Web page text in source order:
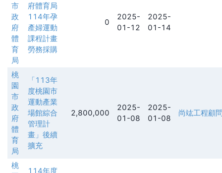
市
政
府
體
育
局
府體育局
114年孕
產婦運動
課程計畫
勞務採購
0
2025-
01-12
2025-
01-14
桃
園
市
政
府
體
育
局
「113年
度桃園市
運動產業
場館綜合
管理計
畫」後續
擴充
2,800,000
2025-
01-08
2025-
01-08
尚竑工程顧
桃
114年度